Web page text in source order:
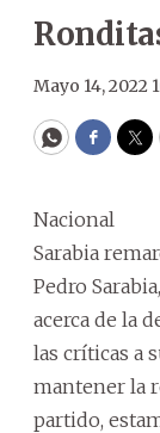
Mayo 14, 2022
Nacional
Sarabia
Pedro
acerca de la
las críticas a
mantener la
partido,